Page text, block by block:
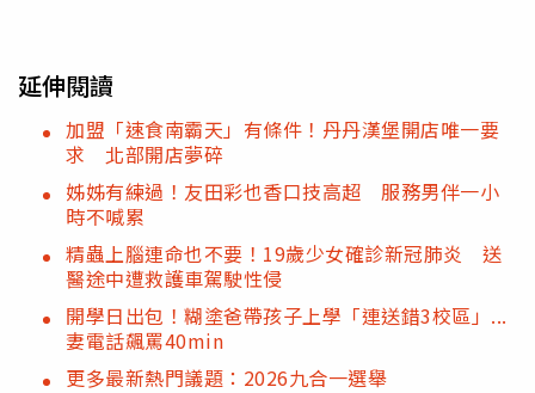
延伸閱讀
加盟「速食南霸天」有條件！丹丹漢堡開店唯一要
求 北部開店夢碎
姊姊有練過！友田彩也香口技高超 服務男伴一小
時不喊累
精蟲上腦連命也不要！19歲少女確診新冠肺炎 送
醫途中遭救護車駕駛性侵
開學日出包！糊塗爸帶孩子上學「連送錯3校區」...
妻電話飆罵40min
更多最新熱門議題：2026九合一選舉